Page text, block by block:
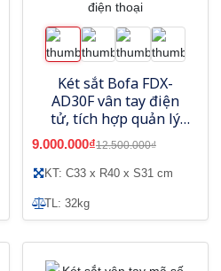
Két sắt Bofa FDX-
AD30F vân tay điện
tử, tích hợp quản lý
bằng điện thoại
9.000.000₫12.500.000₫
KT: C33 x R40 x S31 cm
TL: 32kg